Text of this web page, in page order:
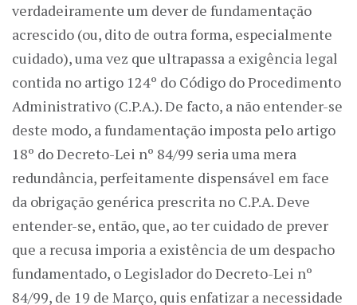
verdadeiramente um dever de fundamentação
acrescido (ou, dito de outra forma, especialmente
cuidado), uma vez que ultrapassa a exigência legal
contida no artigo 124º do Código do Procedimento
Administrativo (C.P.A.). De facto, a não entender-se
deste modo, a fundamentação imposta pelo artigo
18º do Decreto-Lei nº 84/99 seria uma mera
redundância, perfeitamente dispensável em face
da obrigação genérica prescrita no C.P.A. Deve
entender-se, então, que, ao ter cuidado de prever
que a recusa imporia a existência de um despacho
fundamentado, o Legislador do Decreto-Lei nº
84/99, de 19 de Março, quis enfatizar a necessidade